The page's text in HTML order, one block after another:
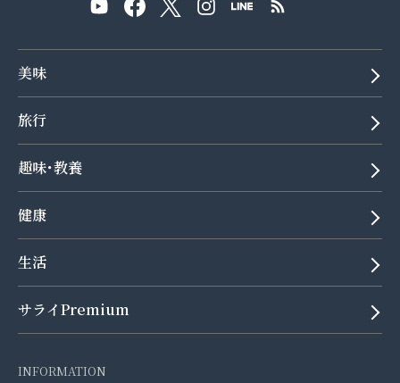
美味
旅行
趣味･教養
健康
生活
サライPremium
INFORMATION